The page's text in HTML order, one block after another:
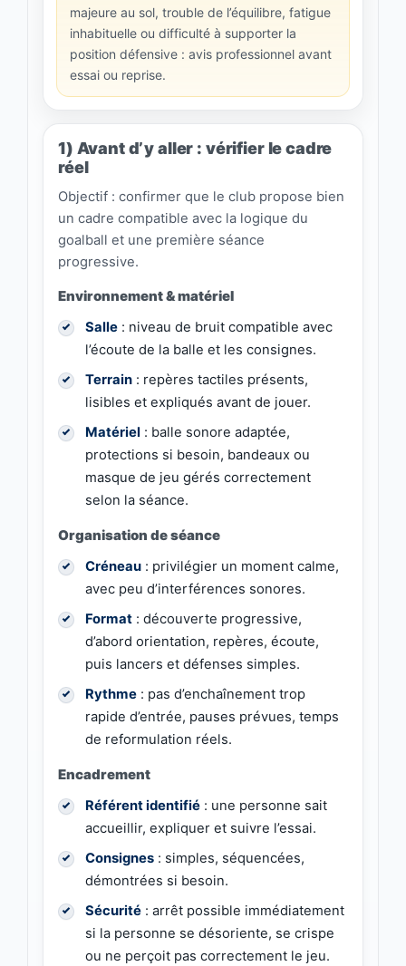
majeure au sol, trouble de l’équilibre, fatigue
inhabituelle ou difficulté à supporter la
position défensive : avis professionnel avant
essai ou reprise.
1) Avant d’y aller : vérifier le cadre
réel
Objectif : confirmer que le club propose bien
un cadre compatible avec la logique du
goalball et une première séance
progressive.
Environnement & matériel
Salle : niveau de bruit compatible avec
l’écoute de la balle et les consignes.
Terrain : repères tactiles présents,
lisibles et expliqués avant de jouer.
Matériel : balle sonore adaptée,
protections si besoin, bandeaux ou
masque de jeu gérés correctement
selon la séance.
Organisation de séance
Créneau : privilégier un moment calme,
avec peu d’interférences sonores.
Format : découverte progressive,
d’abord orientation, repères, écoute,
puis lancers et défenses simples.
Rythme : pas d’enchaînement trop
rapide d’entrée, pauses prévues, temps
de reformulation réels.
Encadrement
Référent identifié : une personne sait
accueillir, expliquer et suivre l’essai.
Consignes : simples, séquencées,
démontrées si besoin.
Sécurité : arrêt possible immédiatement
si la personne se désoriente, se crispe
ou ne perçoit pas correctement le jeu.